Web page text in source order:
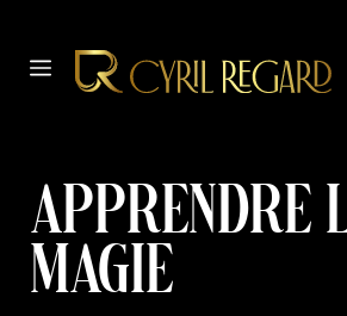
contenuMENU
Apprendre
magie